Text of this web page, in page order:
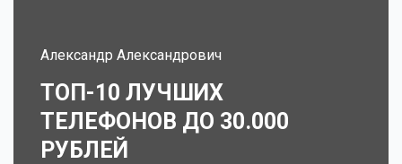
Александр Александрович
ТОП-10 ЛУЧШИХ
ТЕЛЕФОНОВ ДО 30.000
РУБЛЕЙ